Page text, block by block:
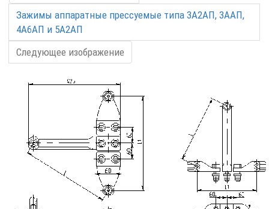
Зажимы аппаратные прессуемые типа 3А2АП, 3ААП,
4А6АП и 5А2АП
Следующее изображение